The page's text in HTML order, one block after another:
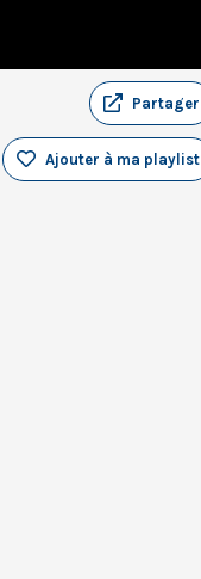
Partager
Ajouter à ma playlist